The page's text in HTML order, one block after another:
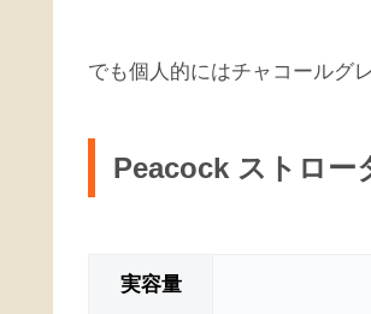
でも個人的にはチャコールグ
Peacock ストロー
実容量